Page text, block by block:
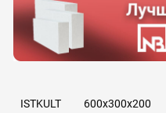
ISTKULT 600х300х200